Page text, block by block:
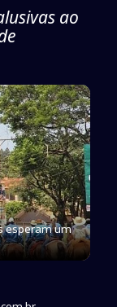
ao
esperam um